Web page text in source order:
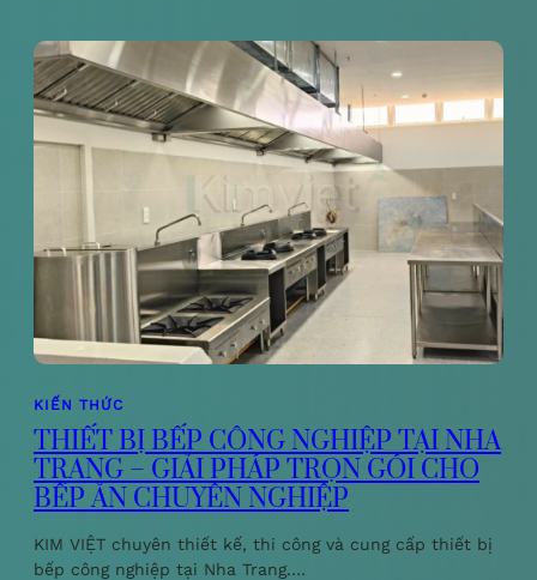
KIẾN THỨC
THIẾT BỊ BẾP CÔNG NGHIỆP TẠI NHA
TRANG – GIẢI PHÁP TRỌN GÓI CHO
BẾP ĂN CHUYÊN NGHIỆP
KIM VIỆT chuyên thiết kế, thi công và cung cấp thiết bị
bếp công nghiệp tại Nha Trang.…